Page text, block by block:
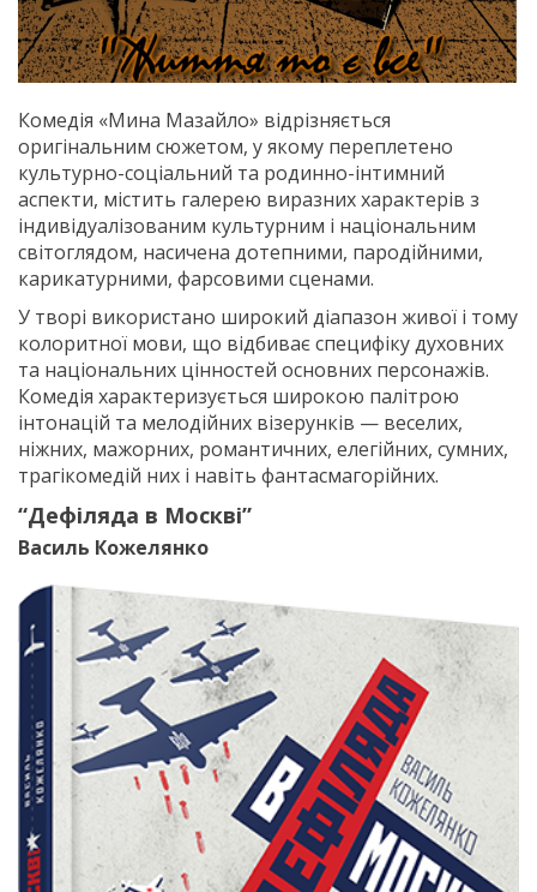
Комедія «Мина Мазайло» відрізняється
оригінальним сюжетом, у якому переплетено
культурно-соціальний та родинно-інтимний
аспекти, містить галерею виразних характерів з
індивідуалізованим культурним і національним
світоглядом, насичена дотепними, пародійними,
карикатурними, фарсовими сценами.
У творі використано широкий діапазон живої і тому
колоритної мови, що відбиває специфіку духовних
та національних цінностей основних персонажів.
Комедія характеризується широкою палітрою
інтонацій та мелодійних візерунків — веселих,
ніжних, мажорних, романтичних, елегійних, сумних,
трагікомедій них і навіть фантасмагорійних.
“Дефіляда в Москві”
Василь Кожелянко